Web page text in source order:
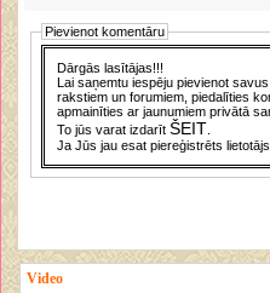
Pievienot komentāru
Dārgās lasītājas!!!
Lai saņemtu iespēju pievienot
rakstiem un forumiem, piedalīties
apmainīties ar jaunumiem privātā
To jūs varat izdarītŠEIT
Ja Jūs jau esat piereģistrēts
Video